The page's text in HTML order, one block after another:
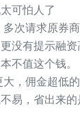
可怕人了
次请求原券商
没有提示融
不值这个钱。
，佣金超低
易，省出来的